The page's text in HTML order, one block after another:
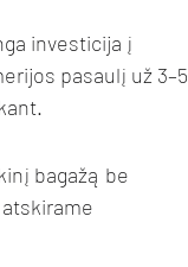
investicija į
pasaulį už 3–5
bagažą be